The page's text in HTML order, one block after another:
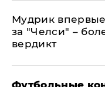
Мудрик
за "Челси" –
вердикт
Футбольные